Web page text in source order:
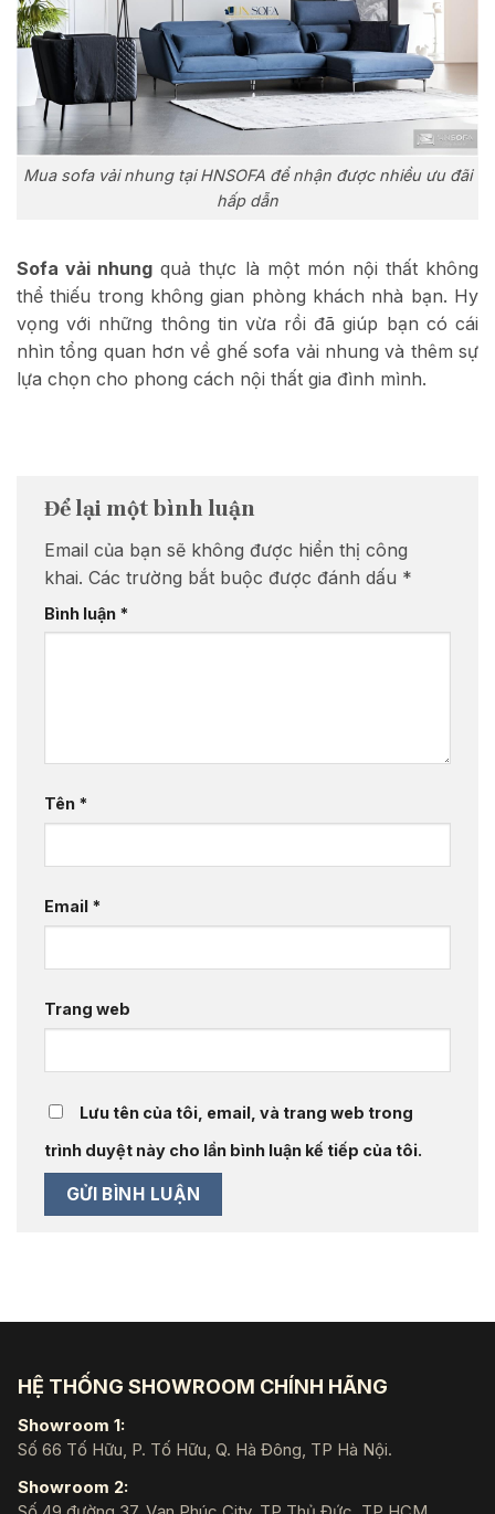
Mua sofa vải nhung tại HNSOFA để nhận được nhiều ưu đãi
hấp dẫn
Sofa vải nhung quả thực là một món nội thất không
thể thiếu trong không gian phòng khách nhà bạn. Hy
vọng với những thông tin vừa rồi đã giúp bạn có cái
nhìn tổng quan hơn về ghế sofa vải nhung và thêm sự
lựa chọn cho phong cách nội thất gia đình mình.
Để lại một bình luận
Email của bạn sẽ không được hiển thị công
khai. Các trường bắt buộc được đánh dấu *
Bình luận *
Tên *
Email *
Trang web
Lưu tên của tôi, email, và trang web trong
trình duyệt này cho lần bình luận kế tiếp của tôi.
HỆ THỐNG SHOWROOM CHÍNH HÃNG
Showroom 1:
Số 66 Tố Hữu, P. Tố Hữu, Q. Hà Đông, TP Hà Nội.
Showroom 2: